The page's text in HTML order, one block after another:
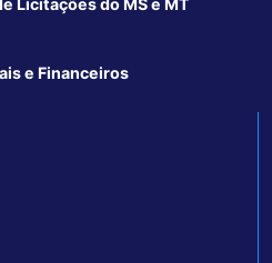
e Financeiros